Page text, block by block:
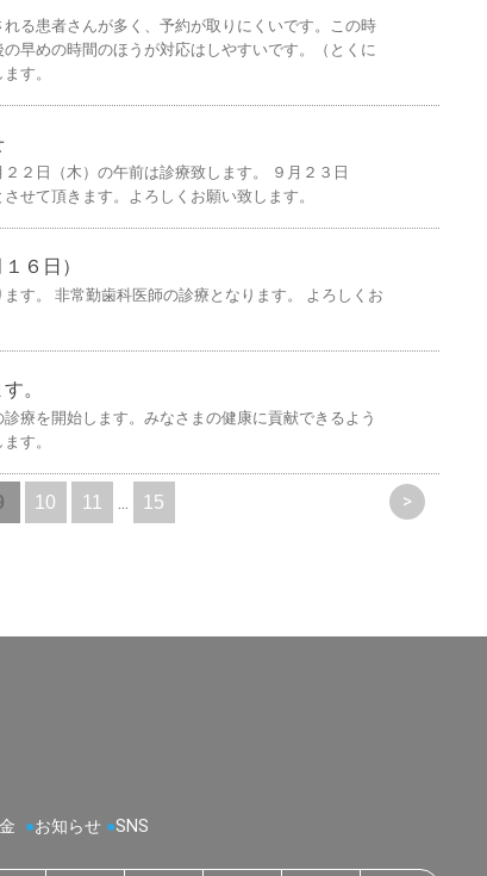
る患者さんが多く、予約が取りにくいです。この時
早めの時間のほうが対応はしやすいです。（とくに
す。
２日（木）の午前は診療致します。 ９月２３日
せて頂きます。よろしくお願い致します。
６日）
す。 非常勤歯科医師の診療となります。 よろしくお
。
療を開始します。みなさまの健康に貢献できるよう
す。
10 11 ... 15 >
●お知らせ ●SNS